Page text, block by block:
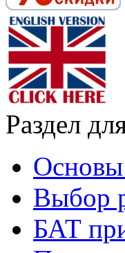
Раздел
Основы
Выбор
БАТ